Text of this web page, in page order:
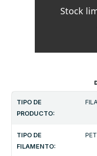
Stock
TIPO DE
PRODUCTO:
TIPO DE
FILAMENTO: